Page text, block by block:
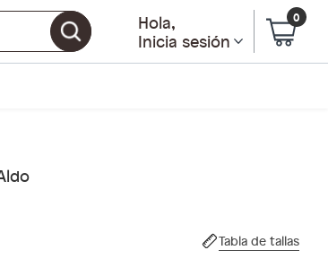
Hola,
Inicia sesión
0
Tabla de tallas